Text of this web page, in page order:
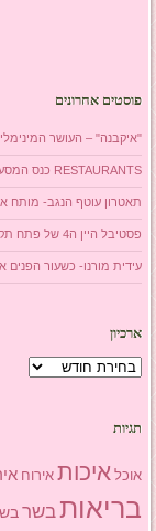
פוסטים אחרונים
"איקבנה" – העושר
RESTAURANTS כנס המסעדנות והמזון ה11 של ישראל – הצלחה מסחררת!
תאטרון עוטף הנגב- מותח
פסטיבל היין ה4 של פתח תקווה- חוויה לכל החושים.
עידית מורנו- כשעור הפנים
ארכיון
ארכיון
תגיות
אוכל איכות אירוח
בריאותבשר